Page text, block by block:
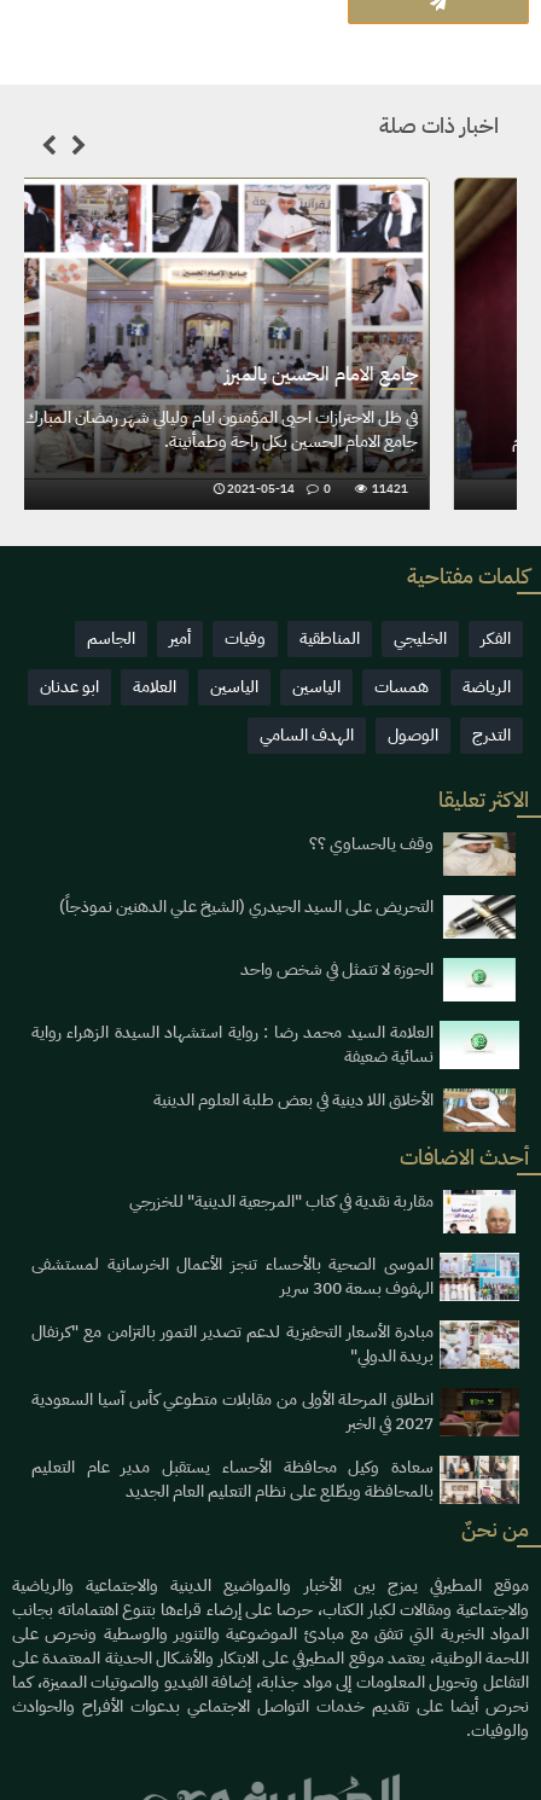
اخبار ذات صلة
جامع الامام الحسين بالمبرز
آية الله السيد محمد رضا الأحمد السلمان :رغم الجائحة في ٢٠٢٠م
2021-01-07 0
كلمات مفتاحية
الفكر الخليجي المناطقية وفيات أمير
الجاسم
الرياضة
همسات الياسين الياسين العلامة
ابو عدنان
التدرج
الوصول الهدف السامي
الاكثر تعليقا
وقف يالحساوي ؟؟
التحريض على السيد الحيدري (الشيخ علي الدهنين نموذجاً)
الحوزة لا تتمثل في شخص واحد
العلامة السيد محمد رضا : رواية استشهاد السيدة الزهراء رواية
نسائية ضعيفة
الأخلاق اللا دينية في بعض طلبة العلوم الدينية
أحدث الاضافات
مقاربة نقدية في كتاب "المرجعية الدينية" للخزرجي
الموسى الصحية بالأحساء تنجز الأعمال الخرسانية لمستشفى
الهفوف بسعة 300 سرير
مبادرة الأسعار التحفيزية لدعم تصدير التمور بالتزامن مع "كرنفال
بريدة الدولي"
انطلاق المرحلة الأولى من مقابلات متطوعي كأس آسيا السعودية
2027 في الخبر
سعادة وكيل محافظة الأحساء يستقبل مدير عام التعليم
بالمحافظة ويطّلع على نظام التعليم العام الجديد
من نحنٌ
موقع المطيرفي يمزج بين الأخبار والمواضيع الدينية والاجتماعية والرياضية
والاجتماعية ومقالات لكبار الكتاب، حرصا على إرضاء قراءها بتنوع اهتماماته بجانب
المواد الخبرية التي تتفق مع مبادئ الموضوعية والتنوير والوسطية ونحرص على
اللحمة الوطنية، يعتمد موقع المطيرفي على الابتكار والأشكال الحديثة المعتمدة على
التفاعل وتحويل المعلومات إلى مواد جذابة، إضافة الفيديو والصوتيات المميزة، كما
نحرص أيضا على تقديم خدمات التواصل الاجتماعي بدعوات الأفراح والحوادث
والوفيات.